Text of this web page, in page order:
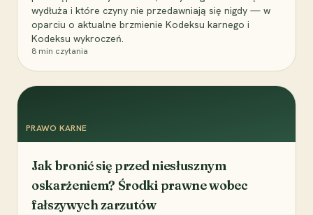
wydłuża i które czyny nie przedawniają się nigdy — w
oparciu o aktualne brzmienie Kodeksu karnego i
Kodeksu wykroczeń.
8 min czytania
PRAWO KARNE
Jak bronić się przed niesłusznym
oskarżeniem? Środki prawne wobec
fałszywych zarzutów